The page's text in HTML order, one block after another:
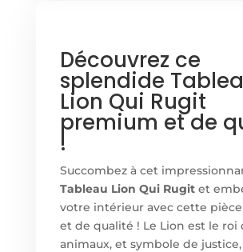
Découvrez ce
splendide
Lion Qui Rugit
premium et de
!
Succombez à cet
Tableau Lion Qui Rugitet
votre intérieur avec cette
et de qualité ! Le Lion est le roi
animaux, et symbole de